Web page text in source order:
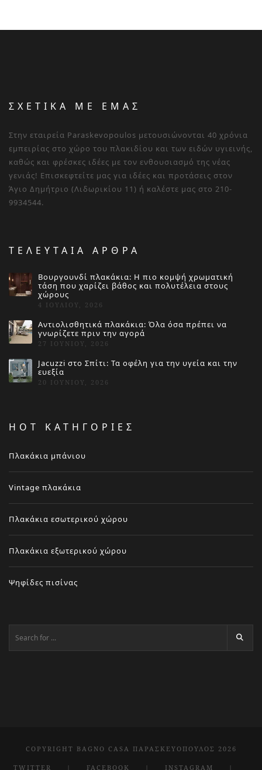
ΣΧΕΤΙΚΑ ΜΕ ΕΜΑΣ
Στην εταιρεία Paraskevopoulos μετουσιώνονται 40 χρόνια
εμπειρίας στο χώρο του πλακιδίου και των ειδών υγιεινής,
καθώς και φρέσκες ιδέες με τον ενθουσιασμό της νέας
γενιάς! Επισκεφτείτε μας για ιδέες και προτάσεις στον
Άγιο Δημήτριο (Λιδωρικίου 11) ή καλέστε μας στο 210-
9934544.
ΤΕΛΕΥΤΑΙΑ ΑΡΘΡΑ
Βουργουνδί πλακάκια: Η πιο κομψή χρωματική
τάση που χαρίζει βάθος και πολυτέλεια στους
χώρους
4 ΙΟΥΛΊΟΥ, 2026
Αντιολισθητικά πλακάκια: Όλα όσα πρέπει να
γνωρίζετε πριν την αγορά
27 ΙΟΥΝΊΟΥ, 2026
Jacuzzi στο Σπίτι: Τα οφέλη για την υγεία και την
ευεξία
20 ΙΟΥΝΊΟΥ, 2026
HOT ΚΑΤΗΓΟΡΙΕΣ
Πλακάκια μπάνιου
Vintage πλακάκια
Πλακάκια εσωτερικού χώρου
Πλακάκια εξωτερικού χώρου
Ψηφίδες πισίνας
COPYRIGHT BAGNO CASA ΠΑΡΑΣΚΕΥΌΠΟΥΛΟΣ 2026
TWITTER FACEBOOK INSTAGRAM